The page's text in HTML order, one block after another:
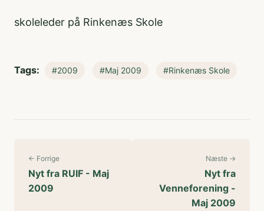
skoleleder på Rinkenæs Skole
Tags: #2009 #Maj 2009 #Rinkenæs Skole
← Forrige
Nyt fra RUIF - Maj
2009
Næste →
Nyt fra
Venneforening -
Maj 2009